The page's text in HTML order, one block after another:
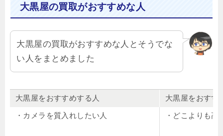
大黒屋の買取がおすすめな人
大黒屋の買取がおすすめな人とそうでな
い人をまとめました
大黒屋をおすすめする人 大黒屋をおすす
・カメラを質入れしたい人 ・どこよりも